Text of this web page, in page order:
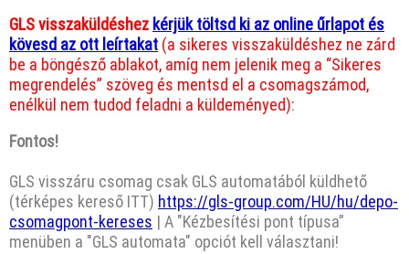
GLS visszaküldéshez kérjük töltsd ki az online űrlapot és
kövesd az ott leírtakat (a sikeres visszaküldéshez ne zárd
be a böngésző ablakot, amíg nem jelenik meg a “Sikeres
megrendelés” szöveg és mentsd el a csomagszámod,
enélkül nem tudod feladni a küldeményed):
Fontos!
GLS visszáru csomag csak GLS automatából küldhető
(térképes kereső ITT) https://gls-group.com/HU/hu/depo-
csomagpont-kereses | A "Kézbesítési pont típusa”
menüben a "GLS automata" opciót kell választani!